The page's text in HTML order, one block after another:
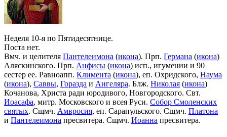
Неделя 10-я по Пятидесятнице.
Поста нет.
Вмч. и целителя Пантелеимона (икона). Прп. Германа (икона)
Аляскинского. Прп. Анфисы (икона) исп., игумении и 90
сестер ее. Равноапп. Климента (икона), еп. Охридского, Наума
(икона), Саввы, Горазда и Ангеляра. Блж. Николая (икона)
Кочанова, Христа ради юродивого, Новгородского. Свт.
Иоасафа, митр. Московского и всея Руси. Собор Смоленских
святых. Сщмч. Амвросия, еп. Сарапульского. Сщмч. Платона
и Пантелеимона пресвитера. Сщмч. Иоанна пресвитера.